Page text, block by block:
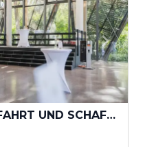
WOLFGANGSEESCHIFFFAHRT UND SCHAFBERGBAHN MIT ERLEBNISQUARTIER